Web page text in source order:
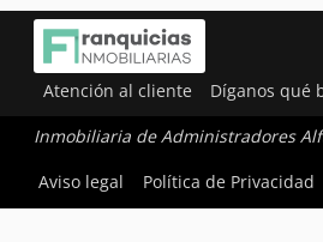
Atención al cliente Díganos qué
Inmobiliaria de Administradores
Aviso legal
Política de Privacidad